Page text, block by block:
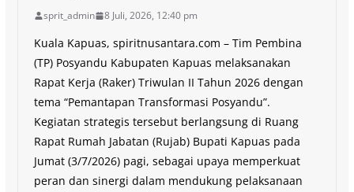
sprit_admin 8 Juli, 2026, 12:40 pm
Kuala Kapuas, spiritnusantara.com – Tim Pembina
(TP) Posyandu Kabupaten Kapuas melaksanakan
Rapat Kerja (Raker) Triwulan II Tahun 2026 dengan
tema “Pemantapan Transformasi Posyandu”.
Kegiatan strategis tersebut berlangsung di Ruang
Rapat Rumah Jabatan (Rujab) Bupati Kapuas pada
Jumat (3/7/2026) pagi, sebagai upaya memperkuat
peran dan sinergi dalam mendukung pelaksanaan